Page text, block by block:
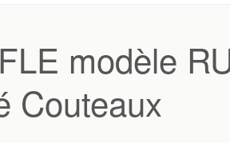
modèle
Couteaux